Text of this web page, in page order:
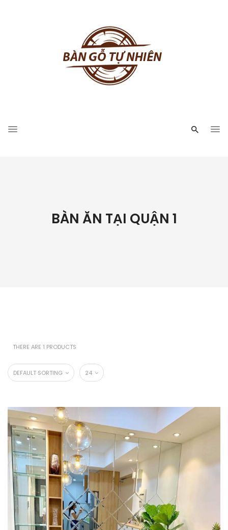
BÀN ĂN TẠI QUẬN 1
THERE ARE 1 PRODUCTS
DEFAULT SORTING 24